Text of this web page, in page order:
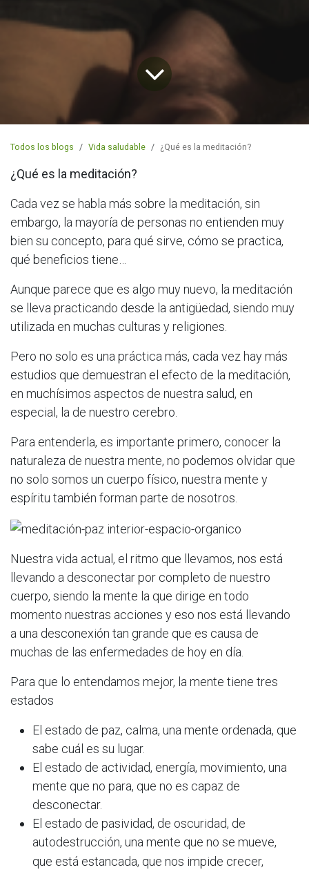
Todos los blogs Vida saludable ¿Qué es la meditación?
¿Qué es la meditación?
Cada vez se habla más sobre la meditación, sin
embargo, la mayoría de personas no entienden muy
bien su concepto, para qué sirve, cómo se practica,
qué beneficios tiene…
Aunque parece que es algo muy nuevo, la meditación
se lleva practicando desde la antigüedad, siendo muy
utilizada en muchas culturas y religiones.
Pero no solo es una práctica más, cada vez hay más
estudios que demuestran el efecto de la meditación,
en muchísimos aspectos de nuestra salud, en
especial, la de nuestro cerebro.
Para entenderla, es importante primero, conocer la
naturaleza de nuestra mente, no podemos olvidar que
no solo somos un cuerpo físico, nuestra mente y
espíritu también forman parte de nosotros.
Nuestra vida actual, el ritmo que llevamos, nos está
llevando a desconectar por completo de nuestro
cuerpo, siendo la mente la que dirige en todo
momento nuestras acciones y eso nos está llevando
a una desconexión tan grande que es causa de
muchas de las enfermedades de hoy en día.
Para que lo entendamos mejor, la mente tiene tres
estados
El estado de paz, calma, una mente ordenada, que
sabe cuál es su lugar.
El estado de actividad, energía, movimiento, una
mente que no para, que no es capaz de
desconectar.
El estado de pasividad, de oscuridad, de
autodestrucción, una mente que no se mueve,
que está estancada, que nos impide crecer,